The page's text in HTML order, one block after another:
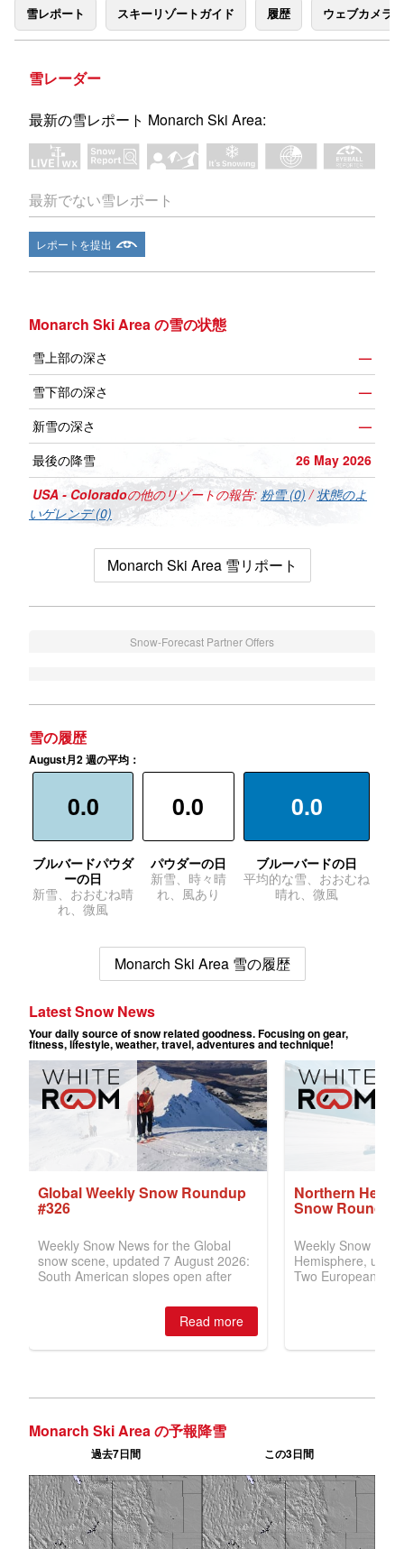
雪レポート スキーリゾートガイド 履歴 ウェブカメラ
雪レーダー
最新の雪レポート Monarch Ski Area:
最新でない雪レポート
レポートを提出
Monarch Ski Area の雪の状態
雪上部の深さ
—
雪下部の深さ
—
新雪の深さ
—
最後の降雪
26 May 2026
USA - Coloradoの他のリゾートの報告: 粉雪 (0) /状態のよ
いゲレンデ (0)
Monarch Ski Area 雪リポート
Snow-Forecast Partner Offers
雪の履歴
August月2 週の平均：
0.0
ブルバードパウダ
ーの日
新雪、おおむね晴
れ、微風
0.0
パウダーの日
新雪、時々晴
れ、風あり
0.0
ブルーバードの日
平均的な雪、おおむね
晴れ、微風
Monarch Ski Area 雪の履歴
Monarch Ski Area の予報降雪
過去7日間 この3日間